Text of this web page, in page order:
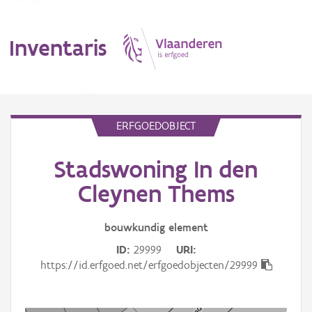
Inventaris
Erfgoedobject
Aanduidingsobject
ERFGOEDOBJECT
Stadswoning In den
Cleynen Thems
bouwkundig element
ID 29999
URI
https://id.erfgoed.net/erfgoedobjecten/29999